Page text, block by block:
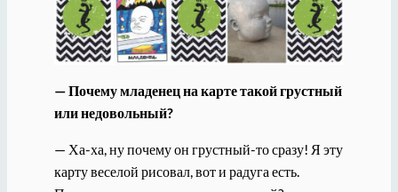
— Почему младенец на карте такой грустный
или недовольный?
— Ха-ха, ну почему он грустный-то сразу! Я эту
карту веселой рисовал, вот и радуга есть.